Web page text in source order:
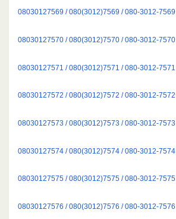
08030127569 / 080(3012)7569 / 080-3012-7569
08030127570 / 080(3012)7570 / 080-3012-7570
08030127571 / 080(3012)7571 / 080-3012-7571
08030127572 / 080(3012)7572 / 080-3012-7572
08030127573 / 080(3012)7573 / 080-3012-7573
08030127574 / 080(3012)7574 / 080-3012-7574
08030127575 / 080(3012)7575 / 080-3012-7575
08030127576 / 080(3012)7576 / 080-3012-7576